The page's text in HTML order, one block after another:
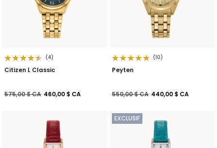
(4)
Citizen L Classic
Prix réduit de
575,00 $ CAà460,00 $ CA
(10)
Peyten
Prix réduit de
550,00 $ CAà440,00 $ CA
EXCLUSIF